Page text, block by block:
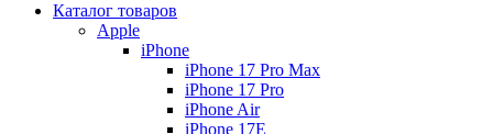
Каталог товаров
Apple
iPhone
iPhone 17 Pro Max
iPhone 17 Pro
iPhone Air
iPhone 17E